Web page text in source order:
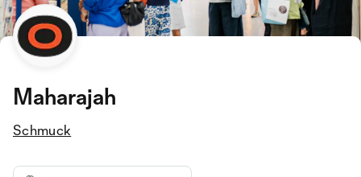
Maharajah
Schmuck